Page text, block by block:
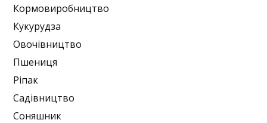
Кормовиробництво
Кукурудза
Овочівництво
Пшениця
Ріпак
Садівництво
Соняшник